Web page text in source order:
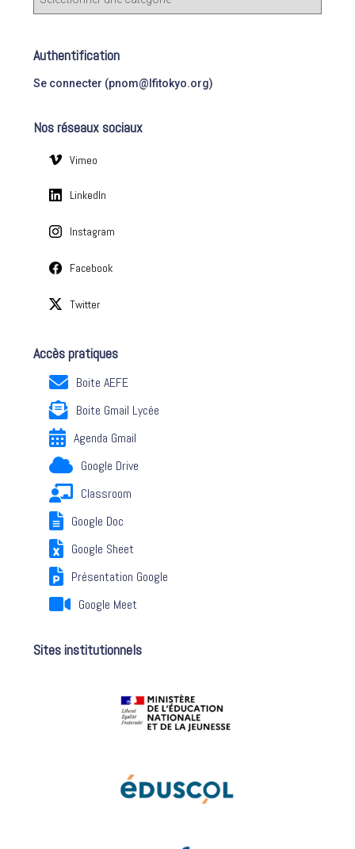
g
o
e
Authentification
Se connecter (pnom@lfitokyo.org)
Nos réseaux sociaux
Vimeo
LinkedIn
Instagram
Facebook
Twitter
Accès pratiques
Boite AEFE
Boite Gmail Lycée
Agenda Gmail
Google Drive
Classroom
Google Doc
Google Sheet
Présentation Google
Google Meet
Sites institutionnels